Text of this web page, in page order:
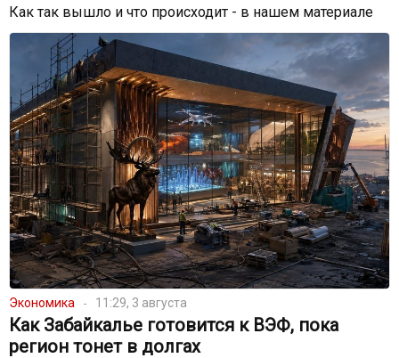
Как так вышло и что происходит - в нашем материале
Экономика 11:29, 3 августа
Как Забайкалье готовится к ВЭФ, пока
регион тонет в долгах